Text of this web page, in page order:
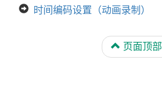
时间编码设置（动画录制）
页面顶部